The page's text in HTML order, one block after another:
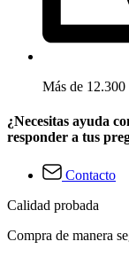
Más de 12.300
¿Necesitas ayuda
responder a tus
Contacto
Calidad probada
Compra de manera